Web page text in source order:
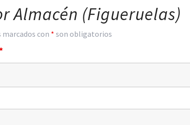
Almacén (Figueruelas)
marcados con * son obligatorios